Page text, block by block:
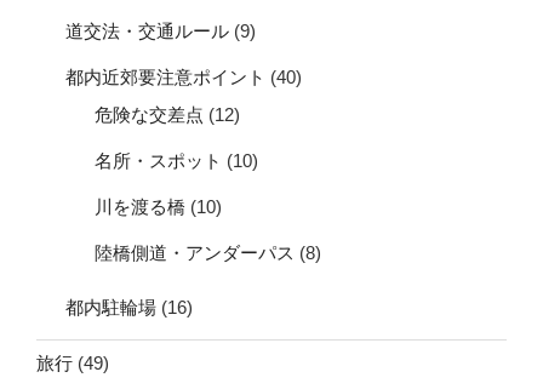
道交法・交通ルール (9)
都内近郊要注意ポイント (40)
危険な交差点 (12)
名所・スポット (10)
川を渡る橋 (10)
陸橋側道・アンダーパス (8)
都内駐輪場 (16)
旅行 (49)